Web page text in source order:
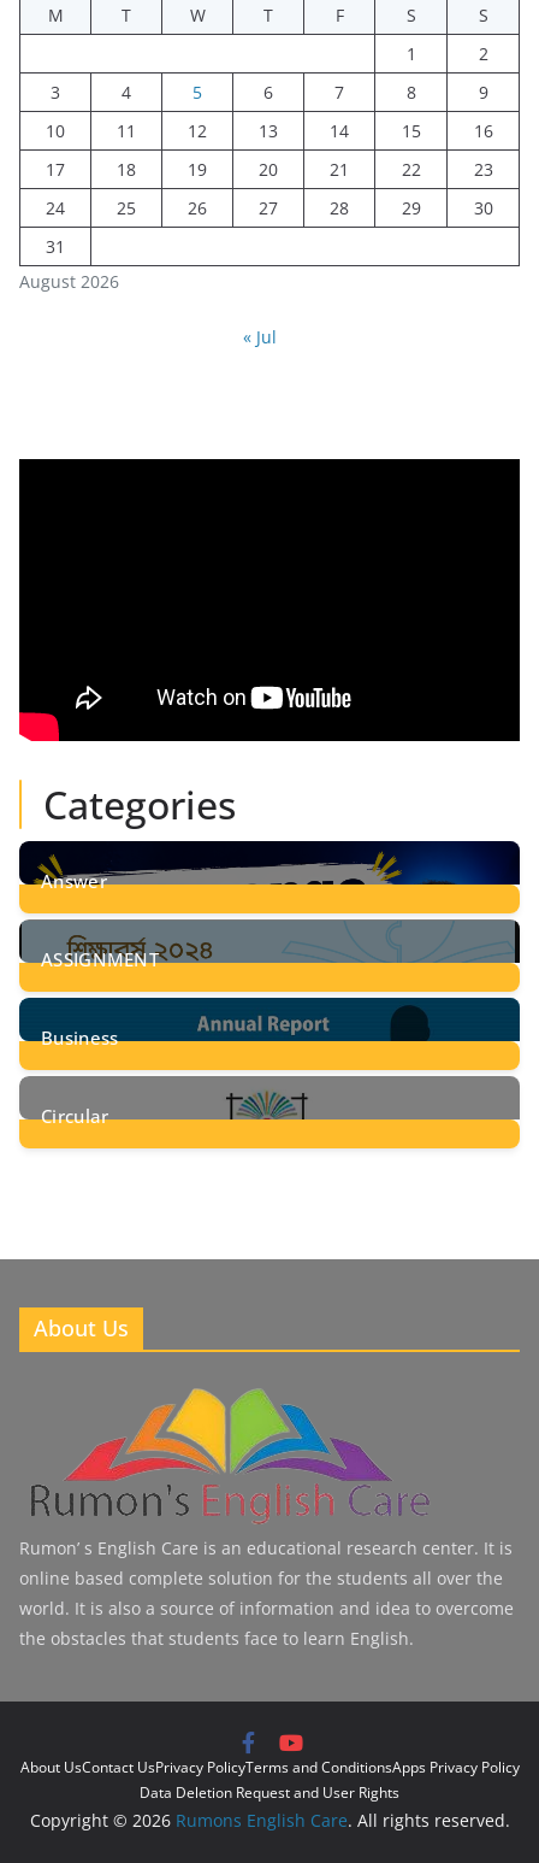
August 2026
M T W T F S
S
1
2
3
4 5 6 7 8
9
10
11 12 13 14 15
16
17
18 19 20 21 22
23
24
25 26 27 28 29
30
31
« Jul
Categories
Answer
28Posts
ASSIGNMENT
24Posts
Business
8Posts
Circular
About Us
Rumon’ s English Care is an educational research center. It is
online based complete solution for the students all over the
world. It is also a source of information and idea to overcome
the obstacles that students face to learn English.
About UsContact UsPrivacy PolicyTerms and ConditionsApps Privacy Policy
Data Deletion Request and User Rights
Copyright © 2026 Rumons English Care. All rights reserved.